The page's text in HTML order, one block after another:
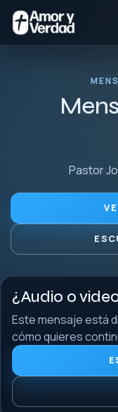
Pastor
¿Audio o
Este mensaje está
cómo quieres